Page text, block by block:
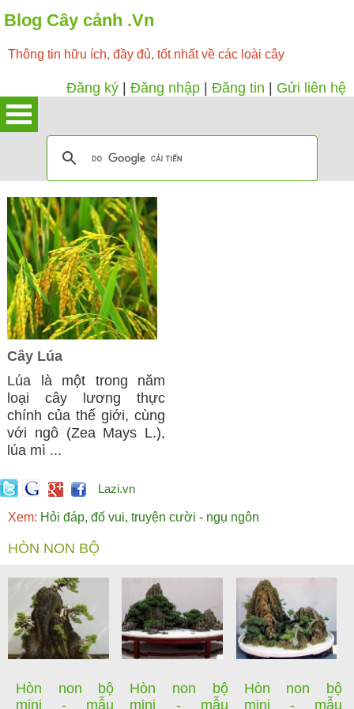
Blog Cây cảnh .Vn
Thông tin hữu ích, đầy đủ, tốt nhất về các loài cây
Đăng ký Đăng nhập Đăng tin Gửi liên hệ
Cây Lúa
Lúa là một trong năm
loại cây lương thực
chính của thế giới, cùng
với ngô (Zea Mays L.),
lúa mì ...
Lazi.vn
Xem: Hỏi đáp, đố vui, truyện cười - ngụ ngôn
HÒN NON BỘ
Hòn non bộ
mini - mẫu
Hòn non bộ
mini - mẫu
Hòn non bộ
mini - mẫu